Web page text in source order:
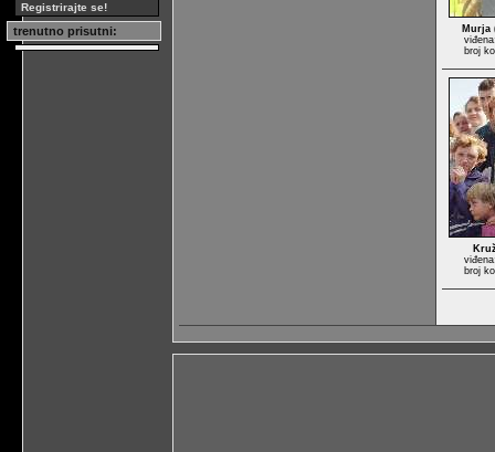
Registrirajte se!
trenutno prisutni:
Murja
broj
broj